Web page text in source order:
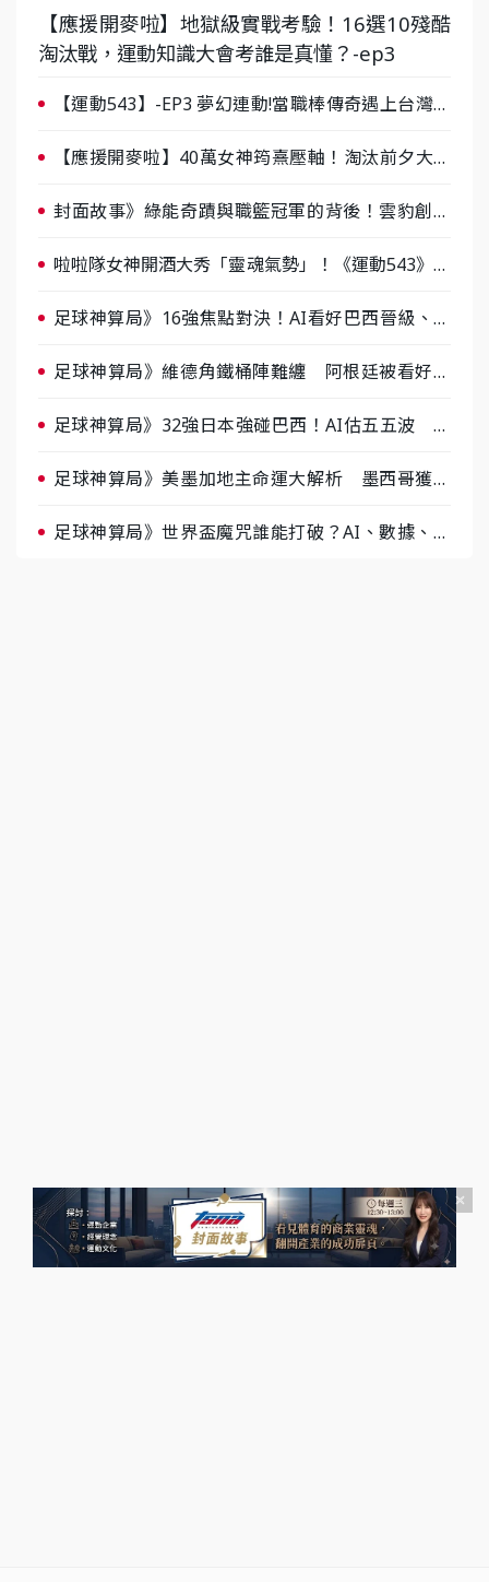
【應援開麥啦】地獄級實戰考驗！16選10殘酷
淘汰戰，運動知識大會考誰是真懂？-ep3
【運動543】-EP3 夢幻連動!當職棒傳奇遇上台灣女
【應援開麥啦】40萬女神筠熹壓軸！淘汰前夕大混
封面故事》綠能奇蹟與職籃冠軍的背後！雲豹創辦
啦啦隊女神開酒大秀「靈魂氣勢」！《運動543》微
足球神算局》16強焦點對決！AI看好巴西晉級、數
足球神算局》維德角鐵桶陣難纏 阿根廷被看好下
足球神算局》32強日本強碰巴西！AI估五五波 牛
足球神算局》美墨加地主命運大解析 墨西哥獲數
足球神算局》世界盃魔咒誰能打破？AI、數據、塔